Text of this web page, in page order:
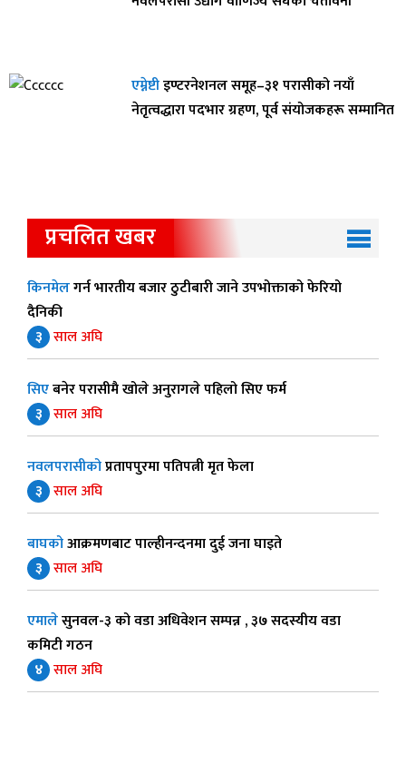
एम्नेष्टीइण्टरनेशनल समूह–३१ परासीको नयाँ
नेतृत्वद्धारा पदभार ग्रहण, पूर्व संयोजकहरू सम्मानित
प्रचलित खबर
किनमेलगर्न भारतीय बजार ठुटीबारी जाने उपभोक्ताको फेरियो
दैनिकी
३ साल अघि
सिएबनेर परासीमै खोले अनुरागले पहिलो सिए फर्म
३ साल अघि
नवलपरासीकोप्रतापपुरमा पतिपत्नी मृत फेला
३ साल अघि
बाघकोआक्रमणबाट पाल्हीनन्दनमा दुई जना घाइते
३ साल अघि
एमालेसुनवल-३ को वडा अधिवेशन सम्पन्न , ३७ सदस्यीय वडा
कमिटी गठन
४ साल अघि